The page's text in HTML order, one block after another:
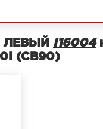
ЛЕВЫЙ I16004
(CB90)